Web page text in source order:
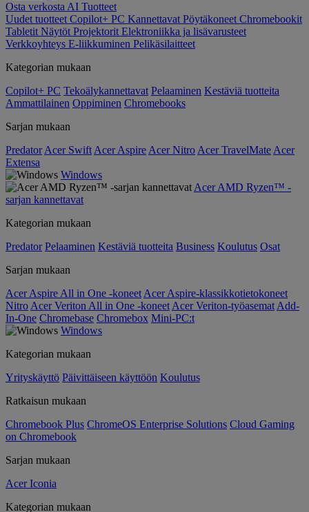
Osta verkosta AI Tuotteet
Uudet tuotteet Copilot+ PC Kannettavat Pöytäkoneet Chromebookit
Tabletit Näytöt Projektorit Elektroniikka ja lisävarusteet
Verkkoyhteys E-liikkuminen Pelikäsilaitteet
Kategorian mukaan
Copilot+ PC Tekoälykannettavat Pelaaminen Kestäviä tuotteita
Ammattilainen Oppiminen Chromebooks
Sarjan mukaan
Predator Acer Swift Acer Aspire Acer Nitro Acer TravelMate Acer
Extensa
Windows
Acer AMD Ryzen™ -
sarjan kannettavat
Kategorian mukaan
Predator Pelaaminen Kestäviä tuotteita Business Koulutus Osat
Sarjan mukaan
Acer Aspire All in One -koneet Acer Aspire-klassikkotietokoneet
Nitro Acer Veriton All in One -koneet Acer Veriton-työasemat Add-
In-One Chromebase Chromebox Mini-PC:t
Windows
Kategorian mukaan
Yrityskäyttö Päivittäiseen käyttöön Koulutus
Ratkaisun mukaan
Chromebook Plus ChromeOS Enterprise Solutions Cloud Gaming
on Chromebook
Sarjan mukaan
Acer Iconia
Kategorian mukaan